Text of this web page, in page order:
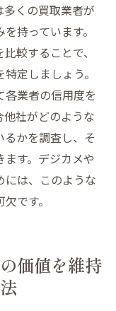
くの買取業者が
持っています。
較することで、
定しましょう。
各業者の信用度を
社がどのような
かを調査し、そ
す。デジカメや
には、このような
です。
価値を維持